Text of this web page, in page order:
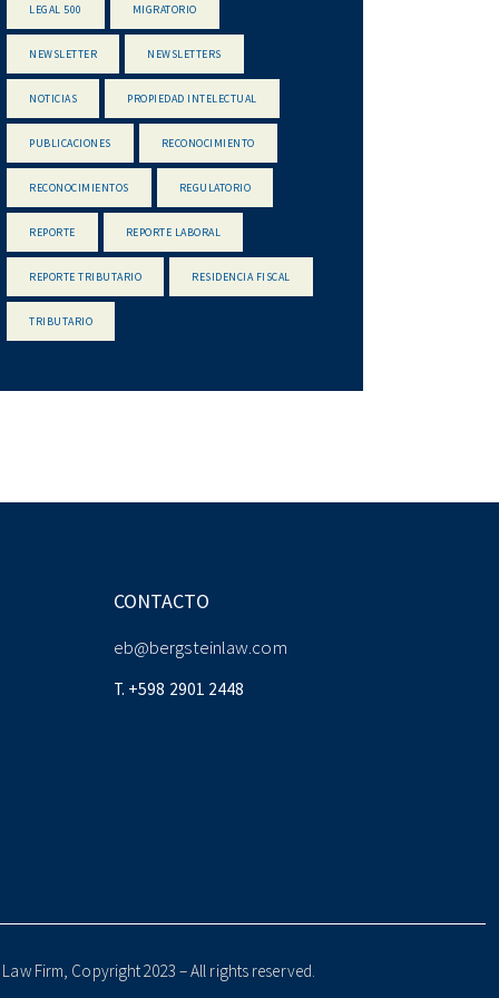
LEGAL 500 MIGRATORIO
NEWSLETTER NEWSLETTERS
NOTICIAS PROPIEDAD INTELECTUAL
PUBLICACIONES RECONOCIMIENTO
RECONOCIMIENTOS REGULATORIO
REPORTE REPORTE LABORAL
REPORTE TRIBUTARIO RESIDENCIA FISCAL
TRIBUTARIO
CONTACTO
eb@bergsteinlaw.com
T. +598 2901 2448
Firm, Copyright 2023 – All rights reserved.